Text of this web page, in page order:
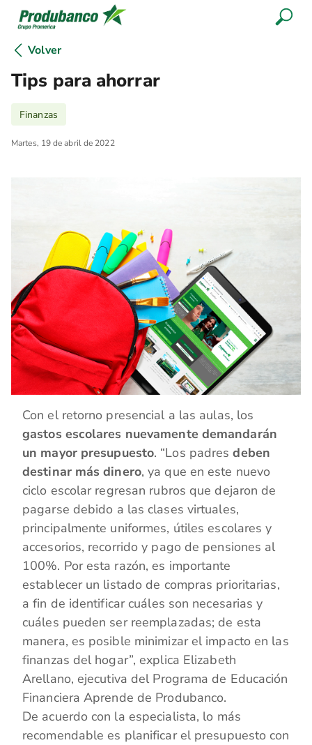
Volver
Tips para ahorrar
Finanzas
Martes, 19 de abril de 2022
Con el retorno presencial a las aulas, los
gastos escolares nuevamente demandarán
un mayor presupuesto. “Los padresdeben
destinar más dinero, ya que en este nuevo
ciclo escolar regresan rubros que dejaron de
pagarse debido a las clases virtuales,
principalmente uniformes, útiles escolares y
accesorios, recorrido y pago de pensiones al
100%. Por esta razón, es importante
establecer un listado de compras prioritarias,
a fin de identificar cuáles son necesarias y
cuáles pueden ser reemplazadas; de esta
manera, es posible minimizar el impacto en las
finanzas del hogar”, explica Elizabeth
Arellano, ejecutiva del Programa de Educación
Financiera Aprende de Produbanco.
De acuerdo con la especialista, lo más
recomendable es planificar el presupuesto con